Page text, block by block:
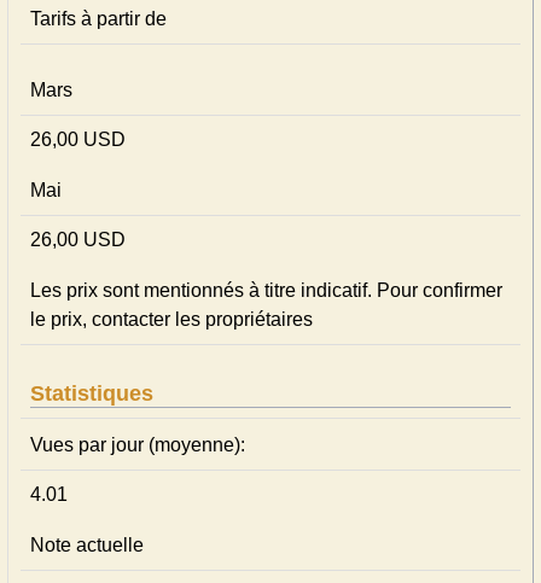
Tarifs à partir de
Mars
26,00 USD
Mai
26,00 USD
Les prix sont mentionnés à titre indicatif. Pour confirmer
le prix, contacter les propriétaires
Statistiques
Vues par jour (moyenne):
4.01
Note actuelle